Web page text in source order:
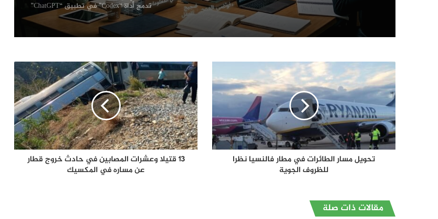
تدمج أداة “Codex” في تطبيق “ChatGPT”
سلاح “جيميني”.. القيمة السوقية
دولار
مرعب ومختلف.. كيف يهدد نموذج “Claude
Mythos” الأمن القومي للدول الكبرى
“بعقول صينية”.. هل ينجح DeepSeek-V4
في كسر التبعية للرقائق الأمريكية؟
حظر “تليغرام” في العراق.. اتهامات
تحويل مسار الطائرات في مطار فالنسيا نظرا
للظروف الجوية
13 قتيلا وعشرات المصابين في حادث خروج قطار
عن مساره في المكسيك
مقالات ذات صلة